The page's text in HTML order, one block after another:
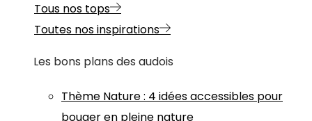
Tous nos tops
Toutes nos inspirations
Les bons plans des audois
Thème Nature: 4 idées accessibles pour
bouger en pleine nature